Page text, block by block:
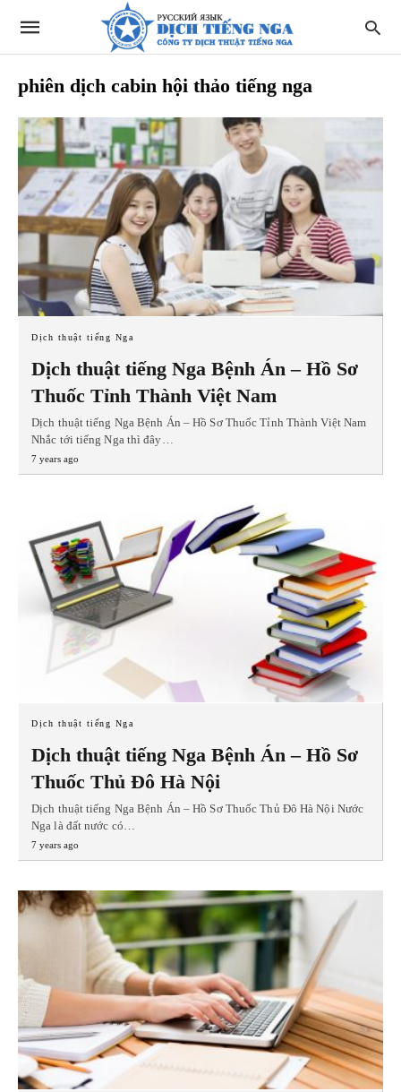
phiên dịch cabin hội thảo tiếng nga
Dịch thuật tiếng Nga
Dịch thuật tiếng Nga Bệnh Án – Hồ Sơ
Thuốc Tỉnh Thành Việt Nam
Dịch thuật tiếng Nga Bệnh Án – Hồ Sơ Thuốc Tỉnh Thành Việt Nam
Nhắc tới tiếng Nga thì đây…
7 years ago
Dịch thuật tiếng Nga
Dịch thuật tiếng Nga Bệnh Án – Hồ Sơ
Thuốc Thủ Đô Hà Nội
Dịch thuật tiếng Nga Bệnh Án – Hồ Sơ Thuốc Thủ Đô Hà Nội Nước
Nga là đất nước có…
7 years ago